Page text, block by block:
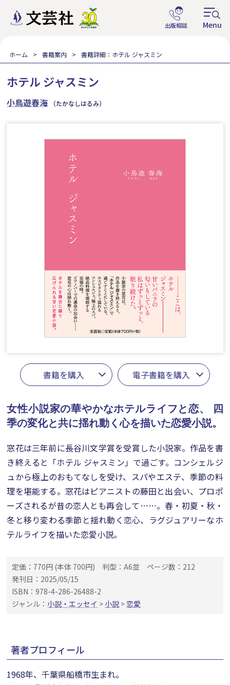
ホーム 書籍案内 書籍詳細：ホテル ジャスミン
ホテル ジャスミン
小鳥遊春海 （たかなしはるみ）
書籍を購入 電子書籍を購入
女性小説家の華やかなホテルライフと恋、
四
季の変化と共に揺れ動く心を描いた恋愛小説。
窓花は三年前に長谷川文学賞を受賞した小説家。作品を書
き終えると「ホテル ジャスミン」で過ごす。コンシェルジ
ュから極上のおもてなしを受け、スパやエステ、季節の料
理を堪能する。窓花はピアニストの藤田と出会い、プロポ
ーズされるが昔の恋人とも再会して……。春・初夏・秋・
冬と移り変わる季節と揺れ動く恋心、ラグジュアリーなホ
テルライフを描いた恋愛小説。
定価：770円 (本体 700円) 判型：A6並
ページ数：212
発刊日：2025/05/15
ISBN：978-4-286-26488-2
ジャンル： 小説・エッセイ > 小説 > 恋愛
著者プロフィール
1968年、千葉県船橋市生まれ。